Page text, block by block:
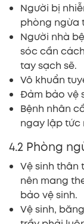
Người bị
phòng ngừa
Người nhà
sóc cần
tay sạch sẽ.
Vô khuẩn
Đảm bảo vệ
Bệnh nhân
ngay lập tức
4.2 Phòng
Vệ sinh thân
nên mang
bảo vệ sinh.
Vệ sinh,